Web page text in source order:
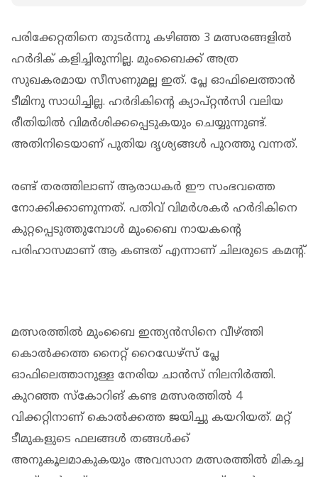
പരിക്കേറ്റതിനെ തുടര്‍ന്നു കഴിഞ്ഞ 3 മത്സരങ്ങളില്‍
ഹര്‍ദിക് കളിച്ചിരുന്നില്ല. മുംബൈക്ക് അത്ര
സുഖകരമായ സീസണുമല്ല ഇത്. പ്ലേ ഓഫിലെത്താന്‍
ടീമിനു സാധിച്ചില്ല. ഹര്‍ദികിന്റെ ക്യാപ്റ്റന്‍സി വലിയ
രീതിയില്‍ വിമര്‍ശിക്കപ്പെടുകയും ചെയ്യുന്നുണ്ട്.
അതിനിടെയാണ് പുതിയ ദൃശ്യങ്ങള്‍ പുറത്തു വന്നത്.
രണ്ട് തരത്തിലാണ് ആരാധകര്‍ ഈ സംഭവത്തെ
നോക്കിക്കാണുന്നത്. പതിവ് വിമര്‍ശകര്‍ ഹര്‍ദികിനെ
കുറ്റപ്പെടുത്തുമ്പോള്‍ മുംബൈ നായകന്റെ
പരിഹാസമാണ് ആ കണ്ടത് എന്നാണ് ചിലരുടെ കമന്റ്.
മത്സരത്തില്‍ മുംബൈ ഇന്ത്യന്‍സിനെ വീഴ്ത്തി
കൊല്‍ക്കത്ത നൈറ്റ് റൈഡേഴ്സ് പ്ലേ
ഓഫിലെത്താനുള്ള നേരിയ ചാന്‍സ് നിലനിര്‍ത്തി.
കുറഞ്ഞ സ്‌കോറിങ് കണ്ട മത്സരത്തില്‍ 4
വിക്കറ്റിനാണ് കൊല്‍ക്കത്ത ജയിച്ചു കയറിയത്. മറ്റ്
ടീമുകളുടെ ഫലങ്ങള്‍ തങ്ങള്‍ക്ക്
അനുകൂലമാകുകയും അവസാന മത്സരത്തില്‍ മികച്ച